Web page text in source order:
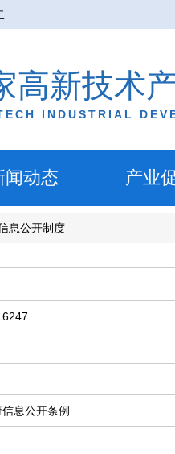
高新技术
INDUSTRIAL
闻动态 产业
息公开制度
息公开条例